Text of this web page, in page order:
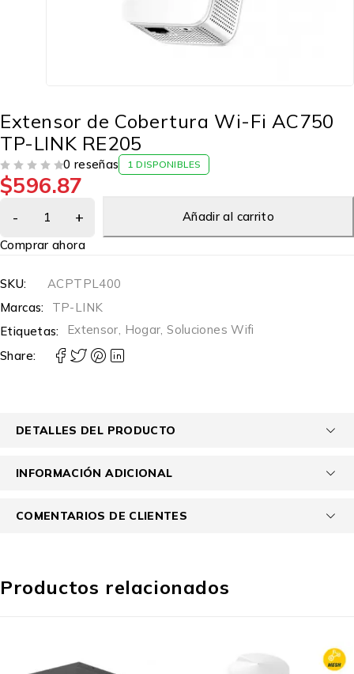
Extensor de Cobertura Wi-Fi AC750
TP-LINK RE205
0 reseñas 1 DISPONIBLES
$596.87
Añadir al carrito
Comprar ahora
SKU:
ACPTPL400
Marcas:
TP-LINK
Etiquetas:
Extensor, Hogar,Soluciones Wifi
Share:
DETALLES DEL PRODUCTO
INFORMACIÓN ADICIONAL
COMENTARIOS DE CLIENTES
Productos relacionados